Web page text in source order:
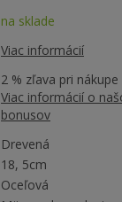
na sklade
Viac informácií
2 % zľava pri
Viac informácií o
bonusov
Drevená
18, 5cm
Oceľová